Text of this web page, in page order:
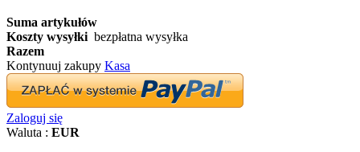
Suma artykułów
Koszty wysyłki bezpłatna wysyłka
Razem
Kontynuuj zakupy Kasa
Zaloguj się
Waluta : EUR